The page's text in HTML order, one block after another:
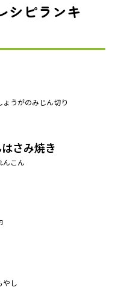
シピランキ
うがのみじん切り
さみ焼き
んこん
やし